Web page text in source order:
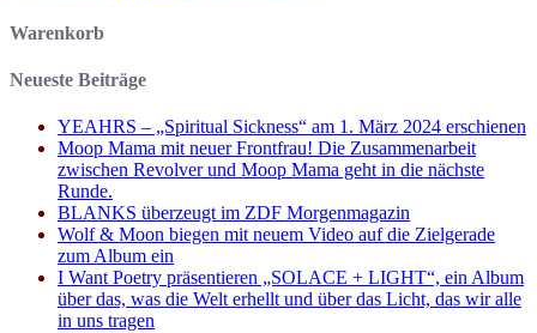
Warenkorb
Neueste Beiträge
YEAHRS – „Spiritual Sickness“ am 1. März 2024 erschienen
Moop Mama mit neuer Frontfrau! Die Zusammenarbeit
zwischen Revolver und Moop Mama geht in die nächste
Runde.
BLANKS überzeugt im ZDF Morgenmagazin
Wolf & Moon biegen mit neuem Video auf die Zielgerade
zum Album ein
I Want Poetry präsentieren „SOLACE + LIGHT“, ein Album
über das, was die Welt erhellt und über das Licht, das wir alle
in uns tragen